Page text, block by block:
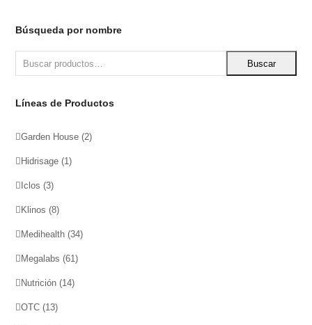
Búsqueda por nombre
Buscar
Líneas de Productos
Garden House (2)
Hidrisage (1)
Iclos (3)
Klinos (8)
Medihealth (34)
Megalabs (61)
Nutrición (14)
OTC (13)